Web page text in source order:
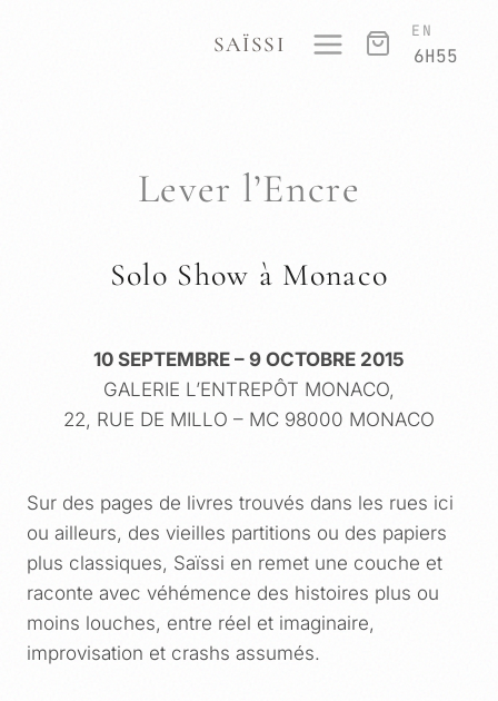
SAÏSSI
EN
6H55
Lever l’Encre
Solo Show à Monaco
10 SEPTEMBRE – 9 OCTOBRE 2015
GALERIE L’ENTREPÔT MONACO,
22, RUE DE MILLO – MC 98000 MONACO
Sur des pages de livres trouvés dans les rues ici
ou ailleurs, des vieilles partitions ou des papiers
plus classiques, Saïssi en remet une couche et
raconte avec véhémence des histoires plus ou
moins louches, entre réel et imaginaire,
improvisation et crashs assumés.